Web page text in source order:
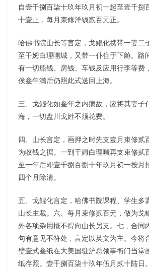
自壹千捌百柒十玖年玖月初一起至壹千捌
十壹止，每月束修洋钱贰百元正。
哈佛书院山长等言定，戈鲲化携带一妻二
至干姆白理嗤城，又带一仆住于下舱。路
有一切船钱、房钱、车钱及应用行李等费
俟叁年满后仍照此式送回上海。
三、戈鲲化如叁年之内病故，应将其妻子
海，一切盘川戈姓不须花费。
四、山长言定，画押之时先支壹月束修贰
为收钱之据。一到干姆白理嗤再支束修贰
至一年后即壹千捌百捌十年玖月初一按月
四个月除清。
五、戈鲲化言定，哈佛书院课程、学生多
山长主裁。六、每月束修贰百元，做为戈
外各项杂用概不得向山长另支。七﹑合同
句有意见不符处﹐言定以英文为主。今将
璧壹式叁纸在大美国驻沪总领事衙门当堂
纸存照。壹千捌百柒十玖年伍月贰十陆日